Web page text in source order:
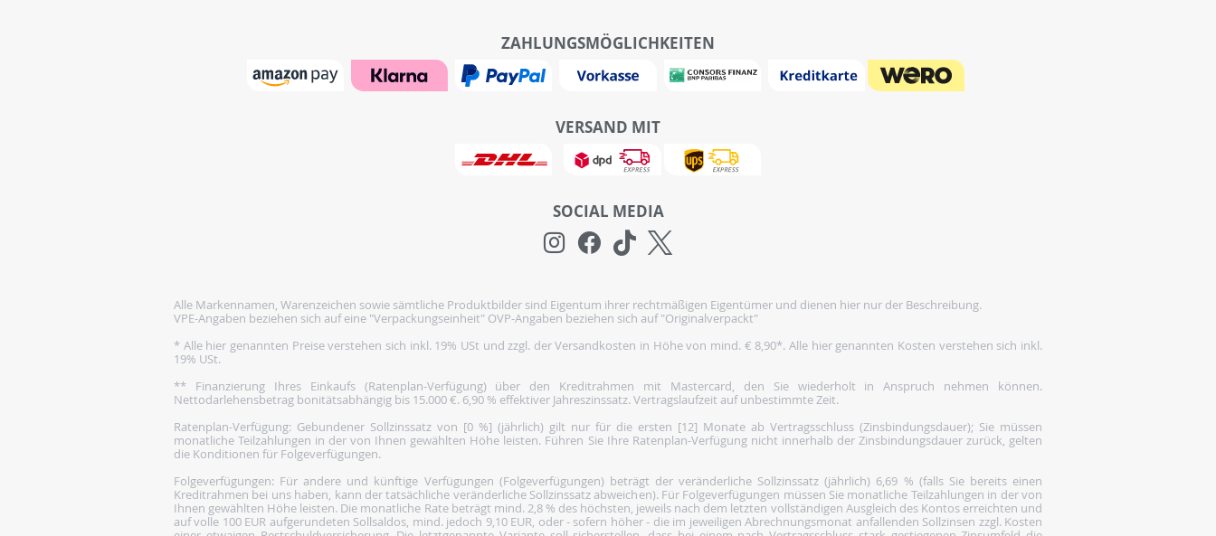
ZAHLUNGSMÖGLICHKEITEN
VERSAND MIT
SOCIAL MEDIA
Alle Markennamen, Warenzeichen sowie sämtliche Produktbilder sind Eigentum ihrer rechtmäßigen Eigentümer und dienen hier nur der Beschreibung.
VPE-Angaben beziehen sich auf eine "Verpackungseinheit" OVP-Angaben beziehen sich auf "Originalverpackt"
* Alle hier genannten Preise verstehen sich inkl. 19% USt und zzgl. der Versandkosten in Höhe von mind. € 8,90*. Alle hier genannten Kosten verstehen sich inkl.
19% USt.
** Finanzierung Ihres Einkaufs (Ratenplan-Verfügung) über den Kreditrahmen mit Mastercard, den Sie wiederholt in Anspruch nehmen können.
Nettodarlehensbetrag bonitätsabhängig bis 15.000 €. 6,90 % effektiver Jahreszinssatz. Vertragslaufzeit auf unbestimmte Zeit.
Ratenplan-Verfügung: Gebundener Sollzinssatz von [0 %] (jährlich) gilt nur für die ersten [12] Monate ab Vertragsschluss (Zinsbindungsdauer); Sie müssen
monatliche Teilzahlungen in der von Ihnen gewählten Höhe leisten. Führen Sie Ihre Ratenplan-Verfügung nicht innerhalb der Zinsbindungsdauer zurück, gelten
die Konditionen für Folgeverfügungen.
Folgeverfügungen: Für andere und künftige Verfügungen (Folgeverfügungen) beträgt der veränderliche Sollzinssatz (jährlich) 6,69 % (falls Sie bereits einen
Kreditrahmen bei uns haben, kann der tatsächliche veränderliche Sollzinssatz abweichen). Für Folgeverfügungen müssen Sie monatliche Teilzahlungen in der von
Ihnen gewählten Höhe leisten. Die monatliche Rate beträgt mind. 2,8 % des höchsten, jeweils nach dem letzten vollständigen Ausgleich des Kontos erreichten und
auf volle 100 EUR aufgerundeten Sollsaldos, mind. jedoch 9,10 EUR, oder - sofern höher - die im jeweiligen Abrechnungsmonat anfallenden Sollzinsen zzgl. Kosten